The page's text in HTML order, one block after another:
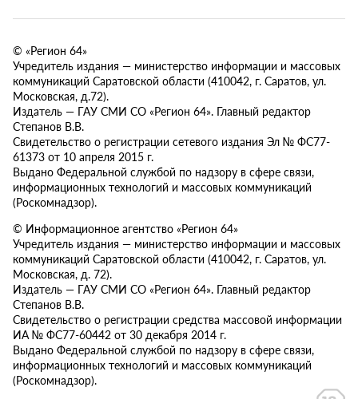
© «Регион 64»
Учредитель издания — министерство информации и массовых
коммуникаций Саратовской области (410042, г. Саратов, ул.
Московская, д.72).
Издатель — ГАУ СМИ СО «Регион 64». Главный редактор
Степанов В.В.
Свидетельство о регистрации сетевого издания Эл № ФС77-
61373 от 10 апреля 2015 г.
Выдано Федеральной службой по надзору в сфере связи,
информационных технологий и массовых коммуникаций
(Роскомнадзор).
© Информационное агентство «Регион 64»
Учредитель издания — министерство информации и массовых
коммуникаций Саратовской области (410042, г. Саратов, ул.
Московская, д. 72).
Издатель — ГАУ СМИ СО «Регион 64». Главный редактор
Степанов В.В.
Свидетельство о регистрации средства массовой информации
ИА № ФС77-60442 от 30 декабря 2014 г.
Выдано Федеральной службой по надзору в сфере связи,
информационных технологий и массовых коммуникаций
(Роскомнадзор).